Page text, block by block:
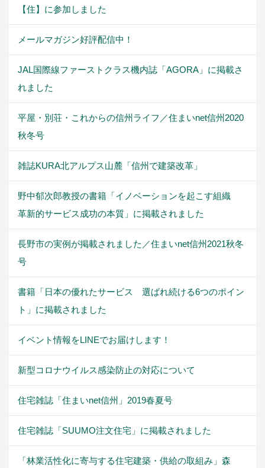
【住】に参加しました
メールマガジン好評配信中！
JAL国際線ファーストクラス機内誌「AGORA」に掲載さ
れました
平屋・別荘・これからの信州ライフ／住まいnet信州2020
秋冬号
雑誌KURA北アルプス山麓「信州で建築改革」
野中郁次郎教授の書籍「イノベーションを起こす組織
革新的サービス成功の本質」に掲載されました
長野市の実例が掲載されました／住まいnet信州2021秋冬
号
書籍「日本の優れたサービス 選ばれ続ける6つのポイン
ト」に掲載されました
イベント情報をLINEでお届けします！
新型コロナウイルス感染防止の対応について
住宅雑誌「住まいnet信州」2019春夏号
住宅雑誌「SUUMO注文住宅」に掲載されました
「林業活性化に寄与する住宅建築・供給の取組み」森